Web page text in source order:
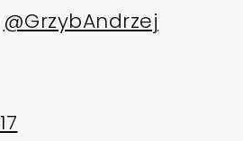
@GrzybAndrzej